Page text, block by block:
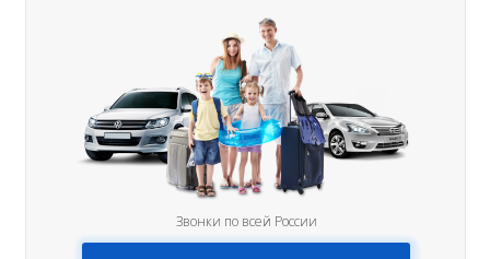
Звонки по всей России